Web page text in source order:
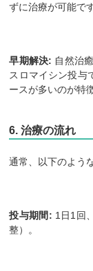
ずに治療が可能です
早期解決: 自然治
スロマイシン投与
ースが多いのが特
6. 治療の流れ
通常、以下のよう
投与期間: 1日1回
整）。